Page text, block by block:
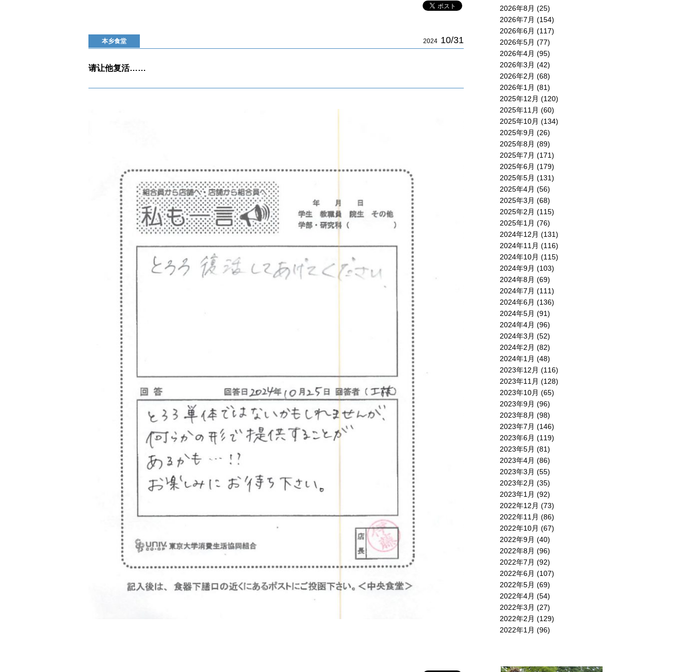
本乡食堂 2024 10/31
请让他复活……
2026年8月 (25)
2026年7月 (154)
2026年6月 (117)
2026年5月 (77)
2026年4月 (95)
2026年3月 (42)
2026年2月 (68)
2026年1月 (81)
2025年12月 (120)
2025年11月 (60)
2025年10月 (134)
2025年9月 (26)
2025年8月 (89)
2025年7月 (171)
2025年6月 (179)
2025年5月 (131)
2025年4月 (56)
2025年3月 (68)
2025年2月 (115)
2025年1月 (76)
2024年12月 (131)
2024年11月 (116)
2024年10月 (115)
2024年9月 (103)
2024年8月 (69)
2024年7月 (111)
2024年6月 (136)
2024年5月 (91)
2024年4月 (96)
2024年3月 (52)
2024年2月 (82)
2024年1月 (48)
2023年12月 (116)
2023年11月 (128)
2023年10月 (65)
2023年9月 (96)
2023年8月 (98)
2023年7月 (146)
2023年6月 (119)
2023年5月 (81)
2023年4月 (86)
2023年3月 (55)
2023年2月 (35)
2023年1月 (92)
2022年12月 (73)
2022年11月 (86)
2022年10月 (67)
2022年9月 (40)
2022年8月 (96)
2022年7月 (92)
2022年6月 (107)
2022年5月 (69)
2022年4月 (54)
2022年3月 (27)
2022年2月 (129)
2022年1月 (96)